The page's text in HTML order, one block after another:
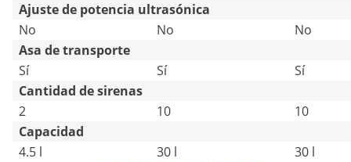
Ajuste de potencia ultrasónica
No
No
No
Asa de transporte
Sí
Sí
Sí
Cantidad de sirenas
2
10
10
Capacidad
4.5 l
30 l
30 l